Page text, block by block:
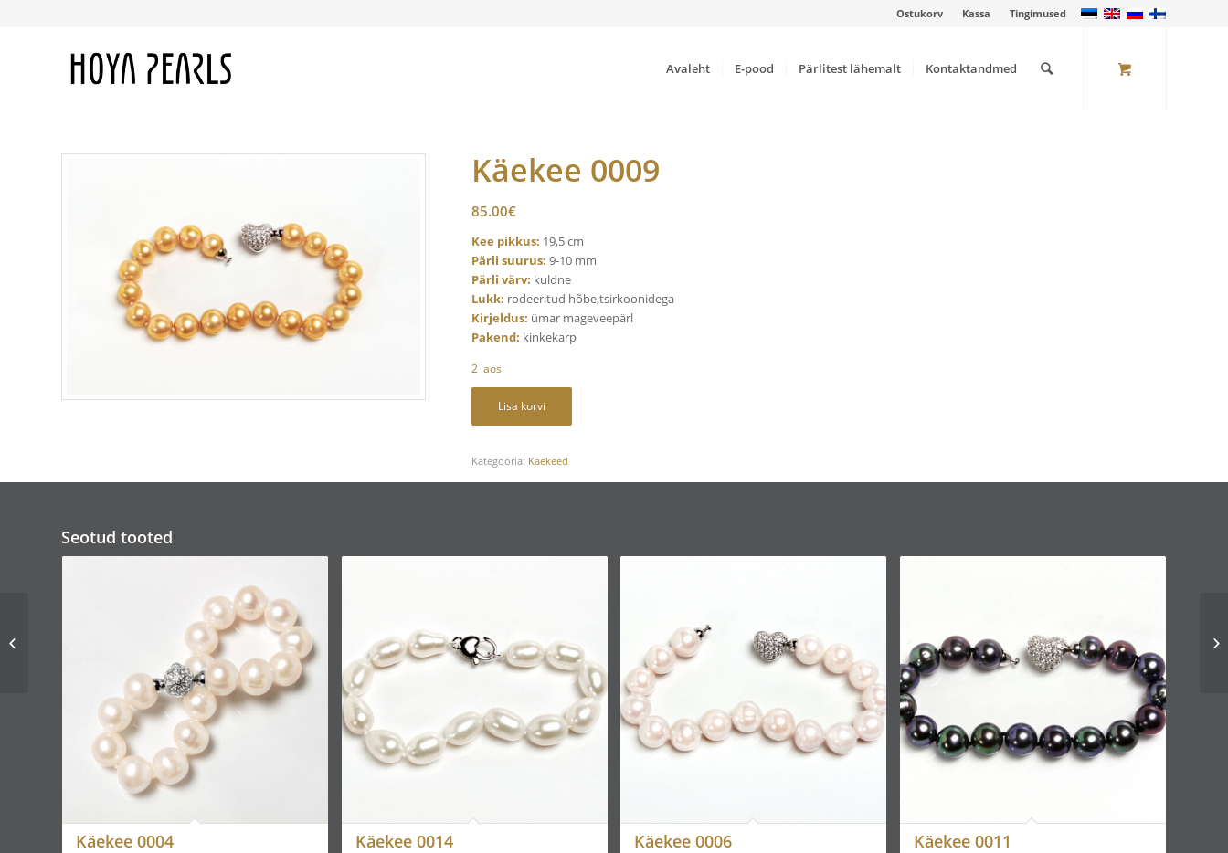
Ostukorv Kassa Tingimused
Avaleht E-pood Pärlitest lähemalt Kontaktandmed
Käekee 0009
85.00€
Kee pikkus: 19,5 cm
Pärli suurus: 9-10 mm
Pärli värv: kuldne
Lukk: rodeeritud hõbe,tsirkoonidega
Kirjeldus: ümar mageveepärl
Pakend: kinkekarp
2 laos
Lisa korvi
Kategooria: Käekeed
Seotud tooted
Käekee 0004 Käekee 0014 Käekee 0006 Käekee 0011